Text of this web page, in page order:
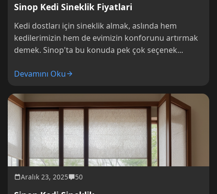
Sinop Kedi Sineklik Fiyatlari
Kedi dostları için sineklik almak, aslında hem
kedilerimizin hem de evimizin konforunu artırmak
demek. Sinop'ta bu konuda pek çok seçenek...
Devamını Oku
Aralık 23, 2025 50